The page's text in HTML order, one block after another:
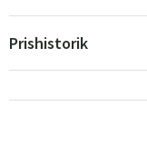
Prishistorik